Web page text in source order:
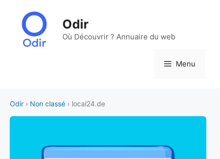
contenu
Odir
Où Découvrir ? Annuaire du web
Menu
Odir › Non classé › local24.de